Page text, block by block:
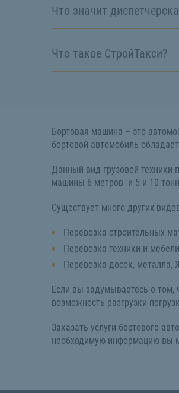
Что значит
Что такое СтройТакси?
Бортовая машина – это
бортовой автомобиль
Данный вид грузовой техники
машины 6 метров и 5 и 10
Существует много других
Перевозка строительных
Перевозка техники и мебели
Перевозка досок, металла,
Если вы задумываетесь о том,
возможность разгрузки-
Заказать услуги бортового
необходимую информацию вы